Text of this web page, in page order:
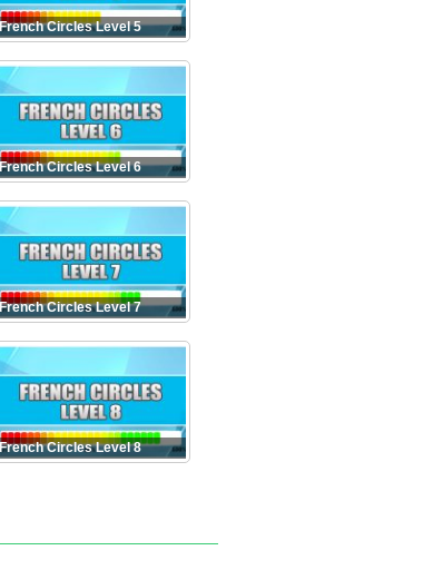
French Circles Level 5
French Circles Level 6
French Circles Level 7
French Circles Level 8